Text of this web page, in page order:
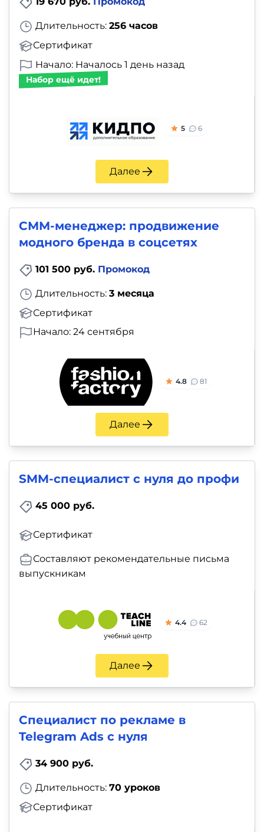
Длительность: 256 часов
Сертификат
Начало: Началось 1 день назад
Набор ещё идет!
5 6
Далее
СММ-менеджер: продвижение
модного бренда в соцсетях
101 500 руб. Промокод
Длительность: 3 месяца
Сертификат
Начало: 24 сентября
4.8 81
Далее
SMM-специалист с нуля до профи
45 000 руб.
Сертификат
Составляют рекомендательные письма
выпускникам
4.4 62
Далее
Специалист по рекламе в
Telegram Ads с нуля
34 900 руб.
Длительность: 70 уроков
Сертификат